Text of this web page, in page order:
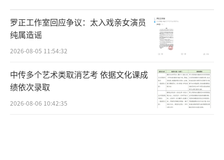
罗正工作室回应争议：太入戏亲女演员
纯属造谣
2026-08-05 11:54:32
中传多个艺术类取消艺考 依据文化课成
绩依次录取
2026-08-06 10:42:35